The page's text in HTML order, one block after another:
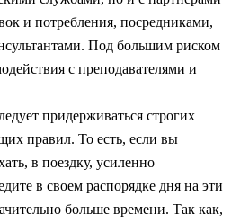
и потребления, посредниками,
Под большим риском
с преподавателями и
придерживаться строгих
правил. То есть, если вы
в поездку, усиленно
в своем распорядке дня на эти
больше времени. Так как,